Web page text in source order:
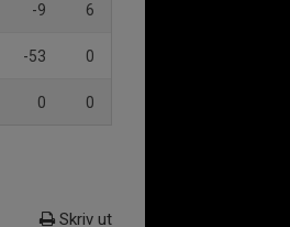
-9 6
-53 0
0 0
Skriv ut